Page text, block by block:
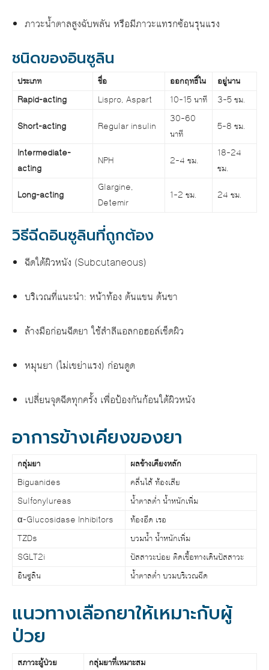
ภาวะน้ำตาลสูงฉับพลัน หรือมีภาวะแทรกซ้อนรุนแรง
ชนิดของอินซูลิน
ประเภท ชื่อ ออกฤทธิ์ใน
อยู่นาน
Rapid-acting
Lispro, Aspart 10–15 นาที
3–5 ชม.
Short-acting
Regular insulin
30–60
นาที
5–8 ชม.
Intermediate-
acting
NPH 2–4 ชม.
18–24
ชม.
Long-acting
Glargine,
Detemir
1–2 ชม. 24 ชม.
วิธีฉีดอินซูลินที่ถูกต้อง
ฉีดใต้ผิวหนัง (Subcutaneous)
บริเวณที่แนะนำ: หน้าท้อง ต้นแขน ต้นขา
ล้างมือก่อนฉีดยา ใช้สำลีแอลกอฮอล์เช็ดผิว
หมุนยา (ไม่เขย่าแรง) ก่อนดูด
เปลี่ยนจุดฉีดทุกครั้ง เพื่อป้องกันก้อนใต้ผิวหนัง
อาการข้างเคียงของยา
กลุ่มยา
ผลข้างเคียงหลัก
Biguanides
คลื่นไส้ ท้องเสีย
Sulfonylureas
น้ำตาลต่ำ น้ำหนักเพิ่ม
α-Glucosidase Inhibitors
ท้องอืด เรอ
TZDs
บวมน้ำ น้ำหนักเพิ่ม
SGLT2i
ปัสสาวะบ่อย ติดเชื้อทางเดินปัสสาวะ
อินซูลิน
น้ำตาลต่ำ บวมบริเวณฉีด
แนวทางเลือกยาให้เหมาะกับผู้
ป่วย
สภาวะผู้ป่วย
กลุ่มยาที่เหมาะสม